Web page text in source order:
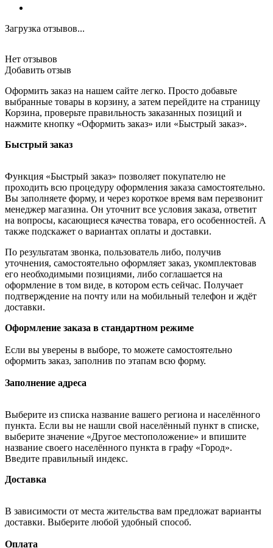
Загрузка отзывов...
Нет отзывов
Добавить отзыв
Оформить заказ на нашем сайте легко. Просто добавьте
выбранные товары в корзину, а затем перейдите на страницу
Корзина, проверьте правильность заказанных позиций и
нажмите кнопку «Оформить заказ» или «Быстрый заказ».
Быстрый заказ
Функция «Быстрый заказ» позволяет покупателю не
проходить всю процедуру оформления заказа самостоятельно.
Вы заполняете форму, и через короткое время вам перезвонит
менеджер магазина. Он уточнит все условия заказа, ответит
на вопросы, касающиеся качества товара, его особенностей. А
также подскажет о вариантах оплаты и доставки.
По результатам звонка, пользователь либо, получив
уточнения, самостоятельно оформляет заказ, укомплектовав
его необходимыми позициями, либо соглашается на
оформление в том виде, в котором есть сейчас. Получает
подтверждение на почту или на мобильный телефон и ждёт
доставки.
Оформление заказа в стандартном режиме
Если вы уверены в выборе, то можете самостоятельно
оформить заказ, заполнив по этапам всю форму.
Заполнение адреса
Выберите из списка название вашего региона и населённого
пункта. Если вы не нашли свой населённый пункт в списке,
выберите значение «Другое местоположение» и впишите
название своего населённого пункта в графу «Город».
Введите правильный индекс.
Доставка
В зависимости от места жительства вам предложат варианты
доставки. Выберите любой удобный способ.
Оплата